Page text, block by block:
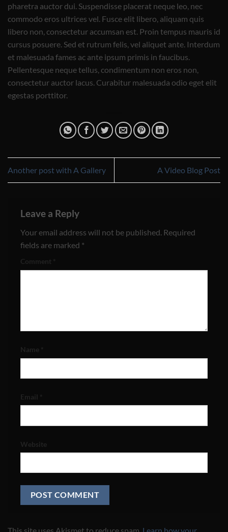
pharetra auctor dui. Suspendisse placerat neque leo, nec
commodo eros ultrices vel. Fusce elit libero, aliquam quis
libero non, consectetur accumsan est. Proin tempus mauris id
cursus posuere. Sed et rutrum felis, vel aliquet ante. Interdum
et malesuada fames ac ante ipsum primis in faucibus.
Pellentesque neque tellus, condimentum non eros non,
consectetur auctor lacus. Curabitur malesuada odio eget elit
egestas porttitor.
Another post with A Gallery A Video Blog Post
Leave a Reply
Your email address will not be published. Required
fields are marked *
Comment *
Name *
Email *
Website